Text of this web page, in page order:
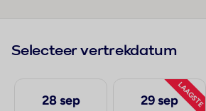
Selecteer vertrekdatum
28 sep LAAGSTE
29 sep